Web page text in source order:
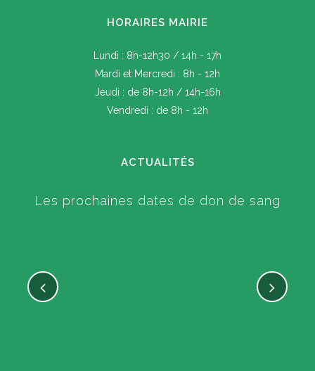
HORAIRES MAIRIE
Lundi : 8h-12h30 / 14h - 17h
Mardi et Mercredi : 8h - 12h
Jeudi : de 8h-12h / 14h-16h
Vendredi : de 8h - 12h
ACTUALITÉS
Les prochaines dates de don de sang